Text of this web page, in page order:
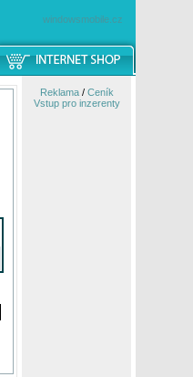
windowsmobile.cz
Reklama/ Ceník
Vstup pro inzerenty